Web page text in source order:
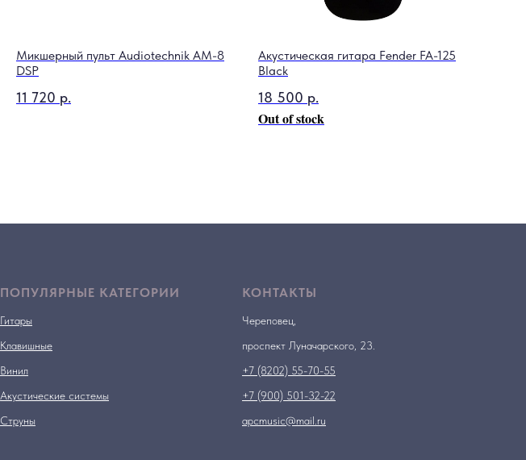
Микшерный пульт Audiotechnik AM-8
DSP
11 720 р.
Акустическая гитара Fender FA-125
Black
18 500 р.
Out of stock
ПОПУЛЯРНЫЕ КАТЕГОРИИ
Гитары
Клавишные
Винил
Акустические системы
Струны
КОНТАКТЫ
Череповец,
проспект Луначарского, 23.
+7 (8202) 55-70-55
+7 (900) 501-32-22
apcmusic@mail.ru